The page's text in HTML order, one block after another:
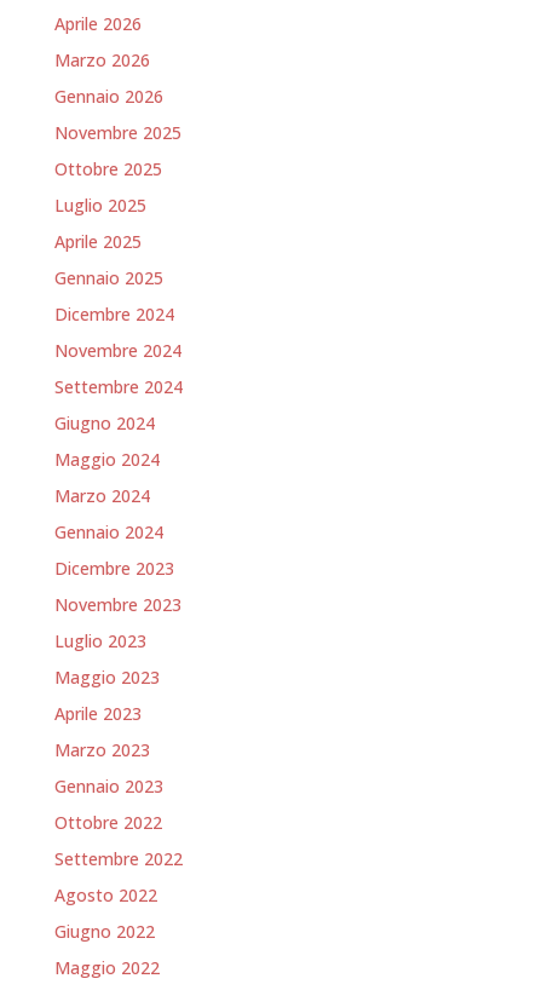
Aprile 2026
Marzo 2026
Gennaio 2026
Novembre 2025
Ottobre 2025
Luglio 2025
Aprile 2025
Gennaio 2025
Dicembre 2024
Novembre 2024
Settembre 2024
Giugno 2024
Maggio 2024
Marzo 2024
Gennaio 2024
Dicembre 2023
Novembre 2023
Luglio 2023
Maggio 2023
Aprile 2023
Marzo 2023
Gennaio 2023
Ottobre 2022
Settembre 2022
Agosto 2022
Giugno 2022
Maggio 2022